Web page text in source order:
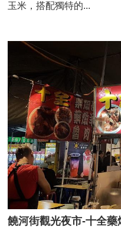
玉米，搭配獨特的...
饒河街觀光夜市-十全藥